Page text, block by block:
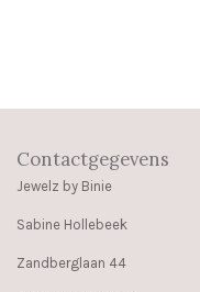
Contactgegevens
Jewelz by Binie
Sabine Hollebeek
Zandberglaan 44